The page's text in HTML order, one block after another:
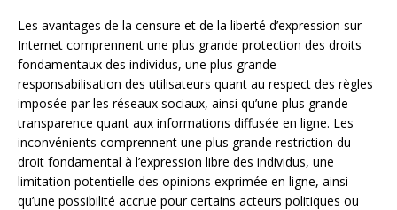
Les avantages de la censure et de la liberté d’expression sur
Internet comprennent une plus grande protection des droits
fondamentaux des individus, une plus grande
responsabilisation des utilisateurs quant au respect des règles
imposée par les réseaux sociaux, ainsi qu’une plus grande
transparence quant aux informations diffusée en ligne. Les
inconvénients comprennent une plus grande restriction du
droit fondamental à l’expression libre des individus, une
limitation potentielle des opinions exprimée en ligne, ainsi
qu’une possibilité accrue pour certains acteurs politiques ou